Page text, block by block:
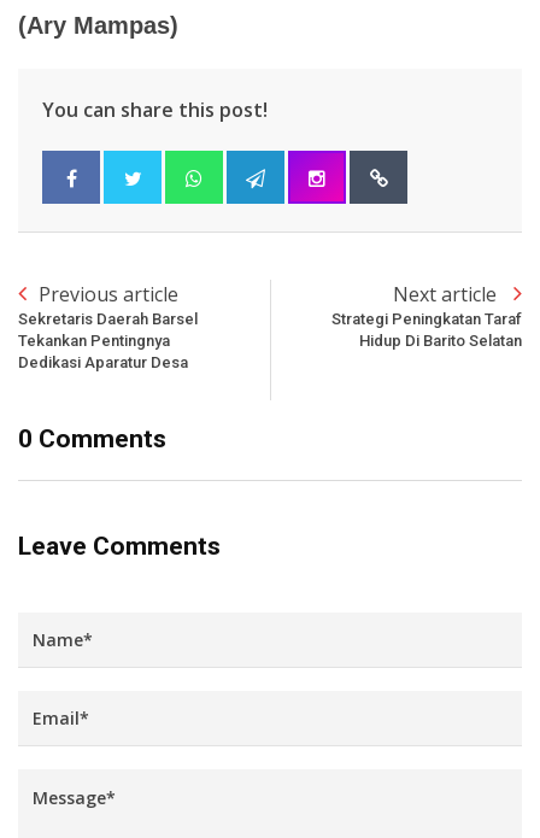
(Ary Mampas)
You can share this post!
Previous article
Sekretaris Daerah Barsel
Tekankan Pentingnya
Dedikasi Aparatur Desa
Next article
Strategi Peningkatan Taraf
Hidup Di Barito Selatan
0 Comments
Leave Comments